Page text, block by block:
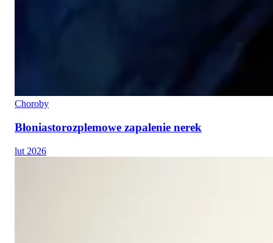
Choroby
Błoniastorozplemowe zapalenie nerek
lut 2026